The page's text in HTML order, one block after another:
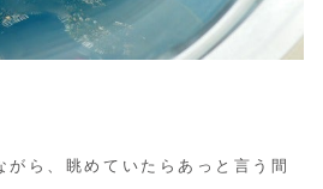
がら、眺めていたらあっと言う間